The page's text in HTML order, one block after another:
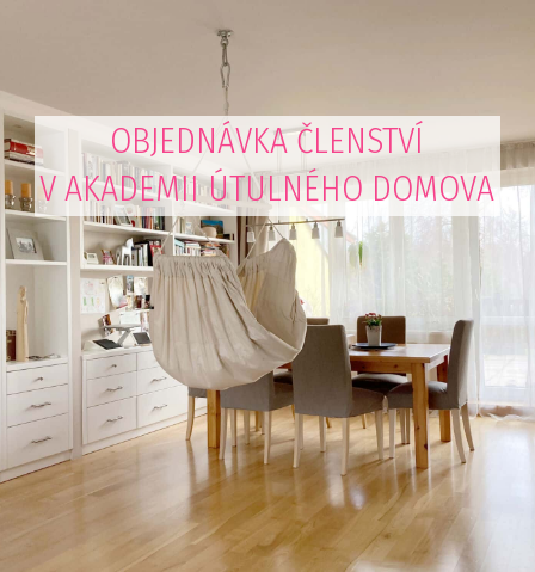
OBJEDNÁVKA ČLENSTVÍ
V AKADEMII ÚTULNÉHO DOMOVA